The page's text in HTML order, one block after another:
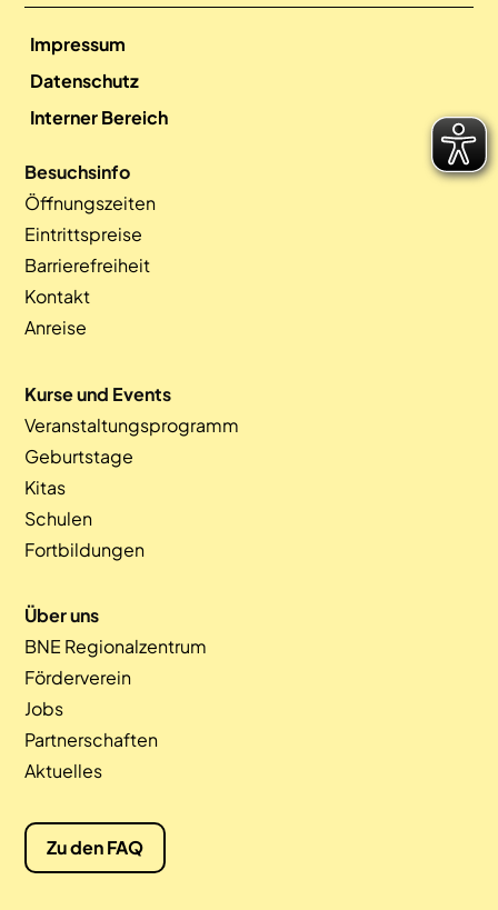
Impressum
Datenschutz
Interner Bereich
Besuchsinfo
Öffnungszeiten
Eintrittspreise
Barrierefreiheit
Kontakt
Anreise
Kurse und Events
Veranstaltungsprogramm
Geburtstage
Kitas
Schulen
Fortbildungen
Über uns
BNE Regionalzentrum
Förderverein
Jobs
Partnerschaften
Aktuelles
Zu den FAQ